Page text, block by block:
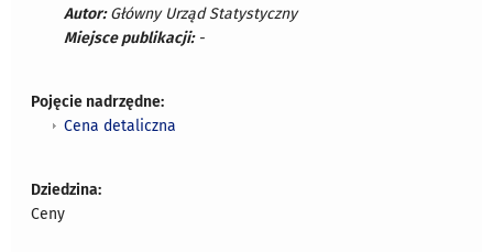
Autor:Główny Urząd Statystyczny
Miejsce publikacji:-
Pojęcie nadrzędne:
Cena detaliczna
Dziedzina:
Ceny